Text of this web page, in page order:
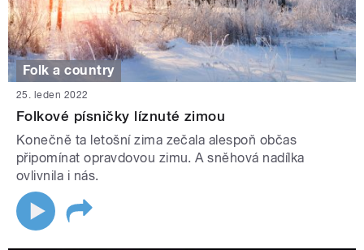
Folk a country
25. leden 2022
Folkové písničky líznuté zimou
Konečně ta letošní zima zečala alespoň občas
připomínat opravdovou zimu. A sněhová nadílka
ovlivnila i nás.